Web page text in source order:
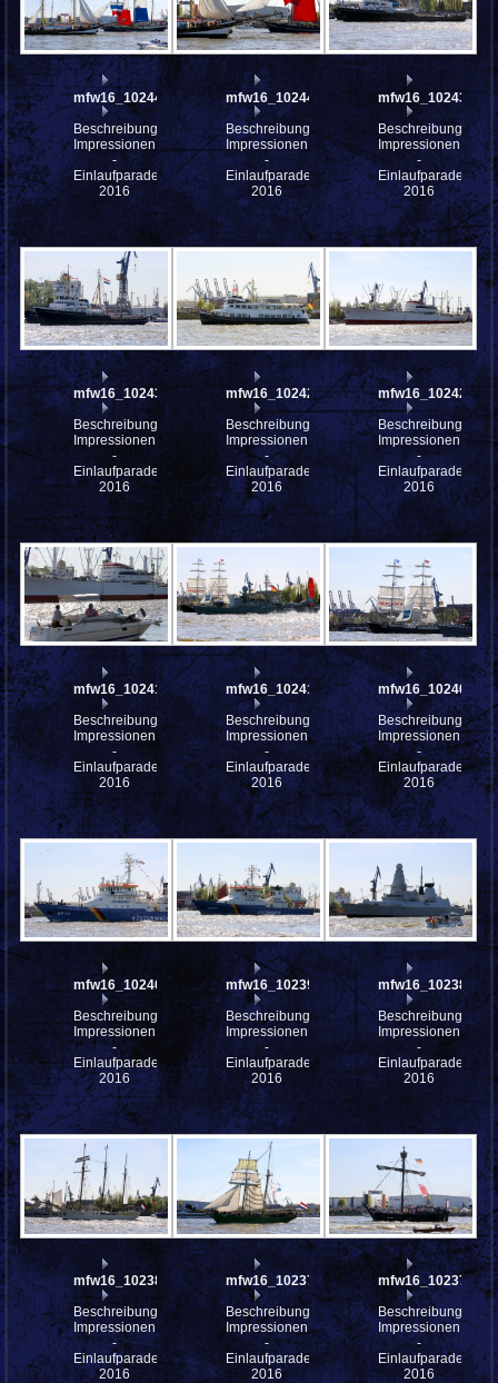
mfw16_102447
Beschreibung:
Impressionen
-
Einlaufparade
2016
mfw16_102444
Beschreibung:
Impressionen
-
Einlaufparade
2016
mfw16_102438
Beschreibung:
Impressionen
-
Einlaufparade
2016
mfw16_102437
Beschreibung:
Impressionen
-
Einlaufparade
2016
mfw16_102428
Beschreibung:
Impressionen
-
Einlaufparade
2016
mfw16_102420
Beschreibung:
Impressionen
-
Einlaufparade
2016
mfw16_102415
Beschreibung:
Impressionen
-
Einlaufparade
2016
mfw16_102410
Beschreibung:
Impressionen
-
Einlaufparade
2016
mfw16_102404
Beschreibung:
Impressionen
-
Einlaufparade
2016
mfw16_102403
Beschreibung:
Impressionen
-
Einlaufparade
2016
mfw16_102395
Beschreibung:
Impressionen
-
Einlaufparade
2016
mfw16_102388
Beschreibung:
Impressionen
-
Einlaufparade
2016
mfw16_102382
Beschreibung:
Impressionen
-
Einlaufparade
2016
mfw16_102378
Beschreibung:
Impressionen
-
Einlaufparade
2016
mfw16_102372
Beschreibung:
Impressionen
-
Einlaufparade
2016